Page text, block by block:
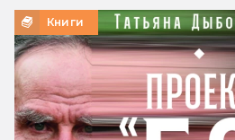
Книги